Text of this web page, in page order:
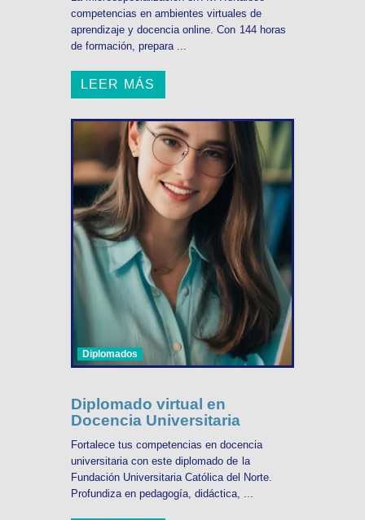
competencias en ambientes virtuales de
aprendizaje y docencia online. Con 144 horas
de formación, prepara ...
LEER MÁS
Diplomados
Diplomado virtual en
Docencia Universitaria
Fortalece tus competencias en docencia
universitaria con este diplomado de la
Fundación Universitaria Católica del Norte.
Profundiza en pedagogía, didáctica, ...